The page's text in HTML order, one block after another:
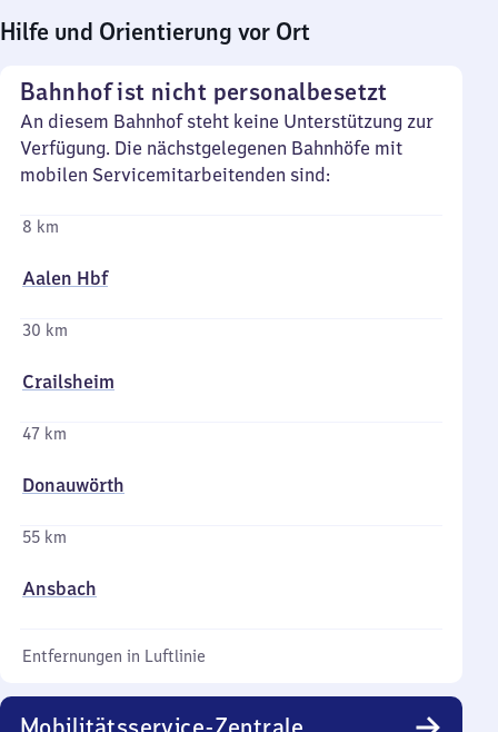
Hilfe und Orientierung vor Ort
Bahnhof ist nicht personalbesetzt
An diesem Bahnhof steht keine Unterstützung zur
Verfügung. Die nächstgelegenen Bahnhöfe mit
mobilen Servicemitarbeitenden sind:
8 km
Aalen Hbf
30 km
Crailsheim
47 km
Donauwörth
55 km
Ansbach
Entfernungen in Luftlinie